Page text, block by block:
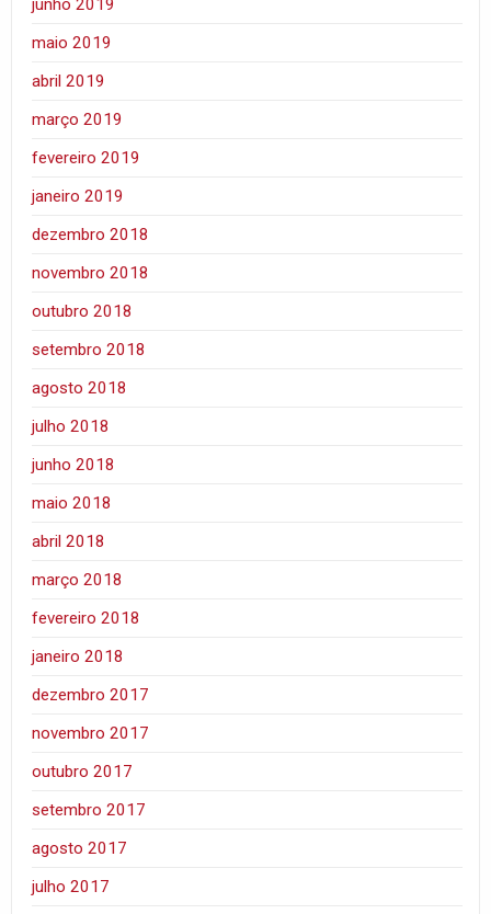
junho 2019
maio 2019
abril 2019
março 2019
fevereiro 2019
janeiro 2019
dezembro 2018
novembro 2018
outubro 2018
setembro 2018
agosto 2018
julho 2018
junho 2018
maio 2018
abril 2018
março 2018
fevereiro 2018
janeiro 2018
dezembro 2017
novembro 2017
outubro 2017
setembro 2017
agosto 2017
julho 2017